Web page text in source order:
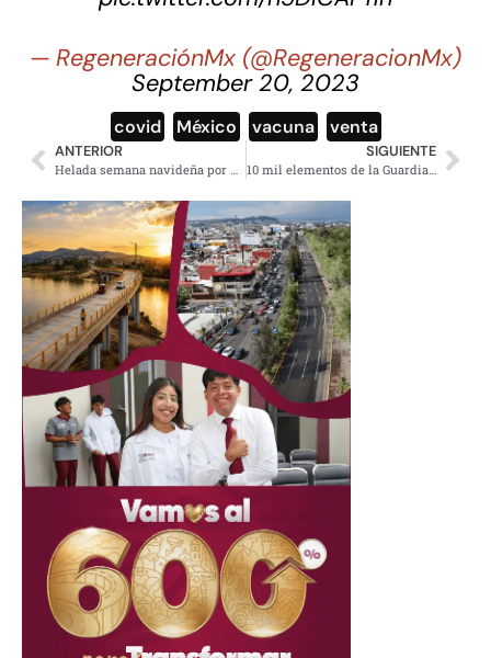
— RegeneraciónMx (@RegeneracionMx)
September 20, 2023
covid México vacuna venta
ANTERIOR
Helada semana navideña por Frente frío 19 y segunda tormenta invernal
SIGUIENTE
10 mil elementos de la Guardia Nacional para Acapulco: AMLO